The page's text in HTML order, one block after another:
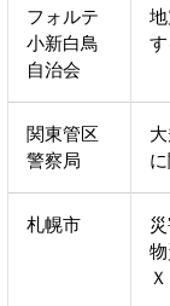
フォルテ
小新白鳥
自治会
関東管区
警察局
札幌市